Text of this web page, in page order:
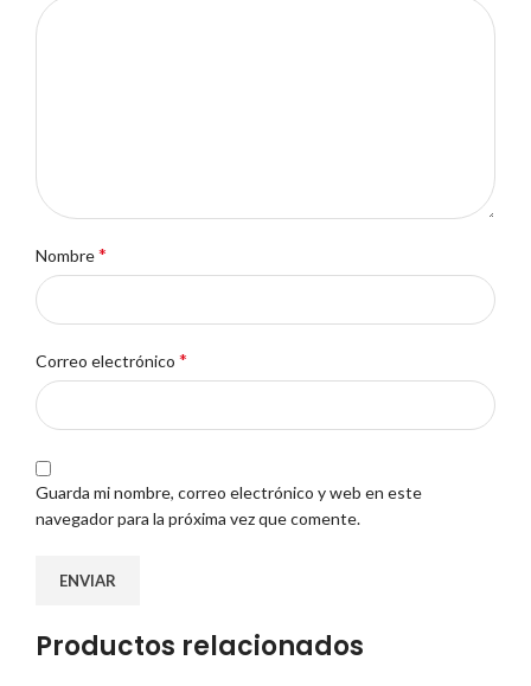
Nombre*
Correo electrónico *
Guarda mi nombre, correo electrónico y web en este
navegador para la próxima vez que comente.
Productos relacionados